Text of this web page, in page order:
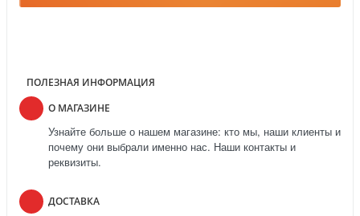
ПОЛЕЗНАЯ ИНФОРМАЦИЯ
О МАГАЗИНЕ
Узнайте больше о нашем магазине: кто мы, наши клиенты и
почему они выбрали именно нас. Наши контакты и
реквизиты.
ДОСТАВКА